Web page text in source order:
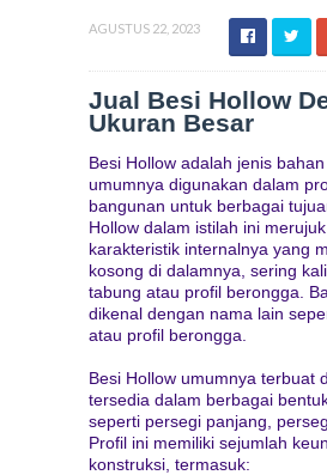
AGUSTUS 22, 2023
Jual Besi Hollow
Ukuran Besar
Besi Hollow adalah jenis
umumnya digunakan dalam
bangunan untuk berbagai
Hollow dalam istilah ini
karakteristik internalnya yang
kosong di dalamnya, sering
tabung atau profil berongga.
dikenal dengan nama lain
atau profil berongga.
Besi Hollow umumnya terbuat
tersedia dalam berbagai
seperti persegi panjang,
Profil ini memiliki sejumlah
konstruksi, termasuk: